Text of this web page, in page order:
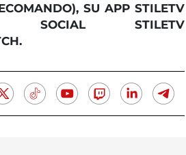
SU APP STILETV
STILETV